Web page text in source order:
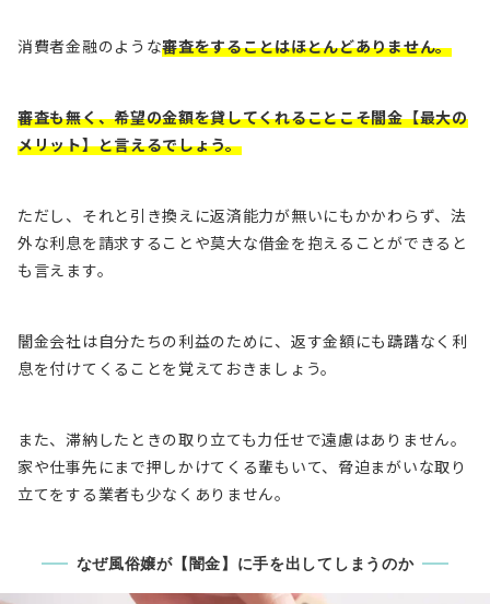
消費者金融のような審査をすることはほとんどありません。
審査も無く、希望の金額を貸してくれることこそ闇金【最大の
メリット】と言えるでしょう。
ただし、それと引き換えに返済能力が無いにもかかわらず、 法
外な利息を請求することや莫大な借金を抱える ことができると
も言えます。
闇金会社は自分たちの利益のために、返す金額にも躊躇なく利
息を付けてくることを覚えておきましょう。
また、滞納したときの取り立ても力任せで遠慮はありません。
家や仕事先にまで押しかけてくる輩もいて、 脅迫まがいな取り
立てをする業者も少なくありません。
なぜ風俗嬢が【闇金】に手を出してしまうのか